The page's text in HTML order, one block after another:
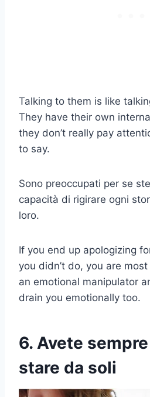
Talking to them is like
They have their own
they don’t really pay
to say.
Sono preoccupati per se
capacità di rigirare ogni
loro.
If you end up apologizing
you didn’t do, you are
an emotional manipulator
drain you emotionally too.
6. Avete
stare da soli